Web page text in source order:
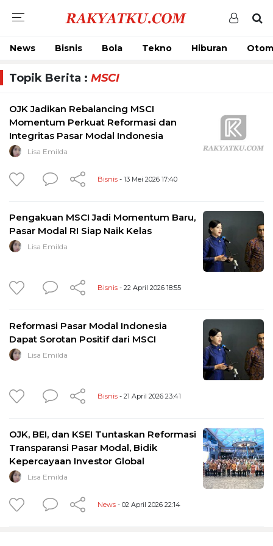
News Bisnis Bola Tekno Hiburan
Topik Berita : MSCI
OJK Jadikan Rebalancing MSCI
Momentum Perkuat Reformasi dan
Integritas Pasar Modal Indonesia
Lisa Emilda
Bisnis - 13 Mei 2026 17:40
Pengakuan MSCI Jadi Momentum Baru,
Pasar Modal RI Siap Naik Kelas
Lisa Emilda
Bisnis - 22 April 2026 18:55
Reformasi Pasar Modal Indonesia
Dapat Sorotan Positif dari MSCI
Lisa Emilda
Bisnis - 21 April 2026 23:41
OJK, BEI, dan KSEI Tuntaskan Reformasi
Transparansi Pasar Modal, Bidik
Kepercayaan Investor Global
Lisa Emilda
News - 02 April 2026 22:14